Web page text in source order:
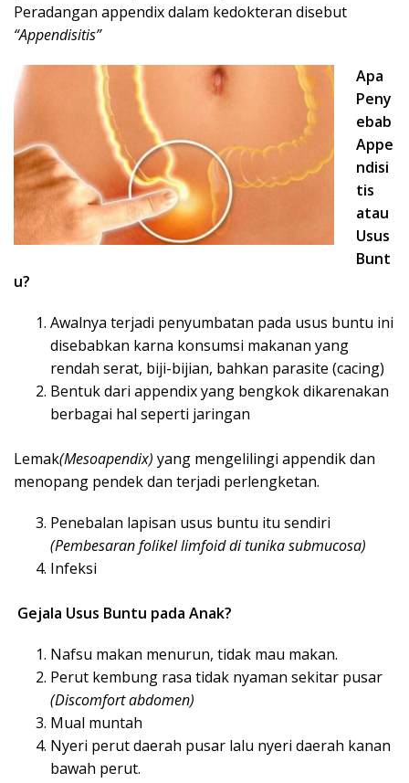
Peradangan appendix dalam kedokteran disebut
“Appendisitis”
Apa
Peny
ebab
Appe
ndisi
tis
atau
Usus
Bunt
u?
Awalnya terjadi penyumbatan pada usus buntu ini
disebabkan karna konsumsi makanan yang
rendah serat, biji-bijian, bahkan parasite (cacing)
Bentuk dari appendix yang bengkok dikarenakan
berbagai hal seperti jaringan
Lemak(Mesoapendix) yang mengelilingi appendik dan
menopang pendek dan terjadi perlengketan.
Penebalan lapisan usus buntu itu sendiri
(Pembesaran folikel limfoid di tunika submucosa)
Infeksi
Gejala Usus Buntu pada Anak?
Nafsu makan menurun, tidak mau makan.
Perut kembung rasa tidak nyaman sekitar pusar
(Discomfort abdomen)
Mual muntah
Nyeri perut daerah pusar lalu nyeri daerah kanan
bawah perut.